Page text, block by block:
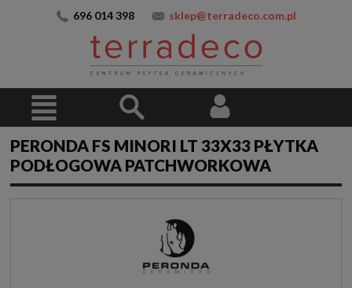
696 014 398 sklep@terradeco.com.pl
PERONDA FS MINORI LT 33X33 PŁYTKA
PODŁOGOWA PATCHWORKOWA